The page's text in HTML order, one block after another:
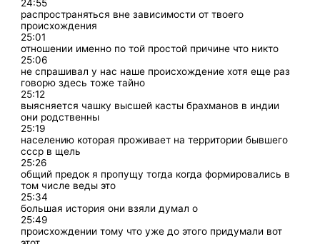
24:55
распространяться вне зависимости от твоего
происхождения
25:01
отношении именно по той простой причине что никто
25:06
не спрашивал у нас наше происхождение хотя еще раз
говорю здесь тоже тайно
25:12
выясняется чашку высшей касты брахманов в индии
они родственны
25:19
населению которая проживает на территории бывшего
ссср в щель
25:26
общий предок я пропущу тогда когда формировались в
том числе веды это
25:34
большая история они взяли думал о
25:49
происхождении тому что уже до этого придумали вот